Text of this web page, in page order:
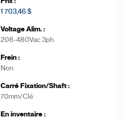
1 703,46 $
208-480Vac 3ph
Non
70mm/Clé